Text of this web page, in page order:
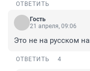
ОТВЕТИТЬ
Гость
21 апреля, 09:06
Это не на русском
ОТВЕТИТЬ 4